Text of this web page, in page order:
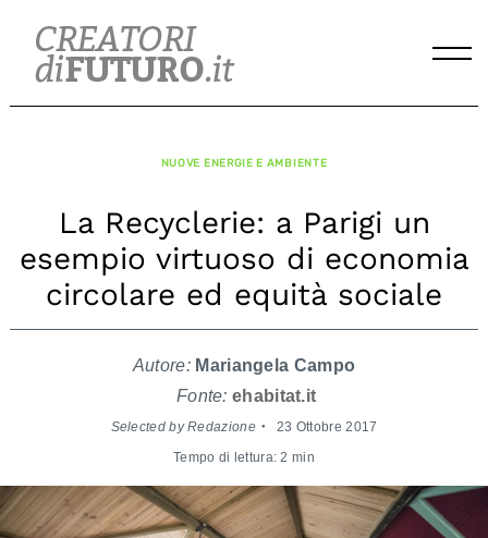
content
NUOVE ENERGIE E AMBIENTE
La Recyclerie: a Parigi un
esempio virtuoso di economia
circolare ed equità sociale
Autore: Mariangela Campo
Fonte: ehabitat.it
Selected by Redazione 23 Ottobre 2017
Tempo di lettura: 2 min